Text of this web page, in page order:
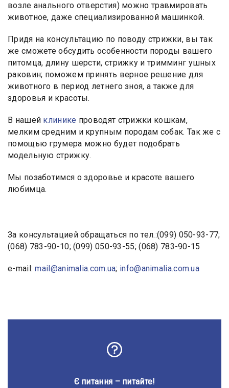
возле анального отверстия) можно травмировать
животное, даже специализированной машинкой.
Придя на консультацию по поводу стрижки, вы так
же сможете обсудить особенности породы вашего
питомца, длину шерсти, стрижку и тримминг ушных
раковин; поможем принять верное решение для
животного в период летнего зноя, а также для
здоровья и красоты.
В нашей клинике проводят стрижки кошкам,
мелким средним и крупным породам собак. Так же с
помощью грумера можно будет подобрать
модельную стрижку.
Мы позаботимся о здоровье и красоте вашего
любимца.
За консультацией обращаться по тел.:(099) 050-93-77;
(068) 783-90-10; (099) 050-93-55; (068) 783-90-15
e-mail:mail@animalia.com.ua; info@animalia.com.ua
Є питання – питайте!